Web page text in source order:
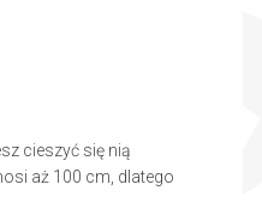
cieszyć się nią
aż 100 cm, dlatego